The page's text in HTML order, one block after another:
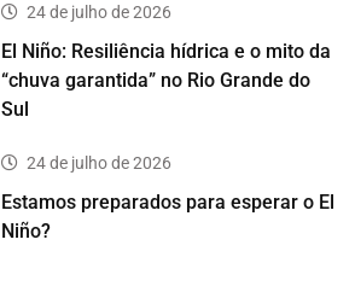
24 de julho de 2026
El Niño: Resiliência hídrica e o mito da
“chuva garantida” no Rio Grande do
Sul
24 de julho de 2026
Estamos preparados para esperar o El
Niño?